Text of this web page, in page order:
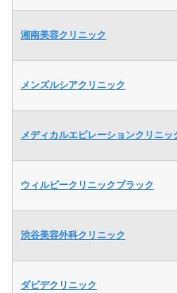
湘南美容クリニック
メンズルシアクリニック
メディカルエピレーションクリニッ
ウィルビークリニックブラック
渋谷美容外科クリニック
ダビデクリニック